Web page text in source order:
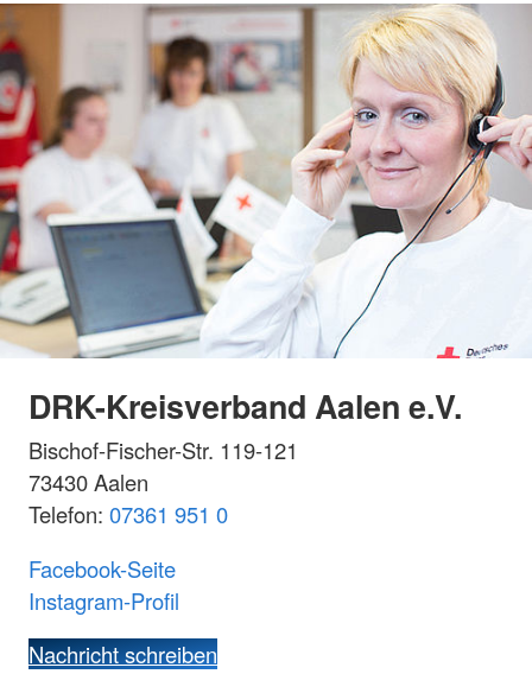
DRK-Kreisverband Aalen e.V.
Bischof-Fischer-Str. 119-121
73430 Aalen
Telefon: 07361 951 0
Facebook-Seite
Instagram-Profil
Nachricht schreiben